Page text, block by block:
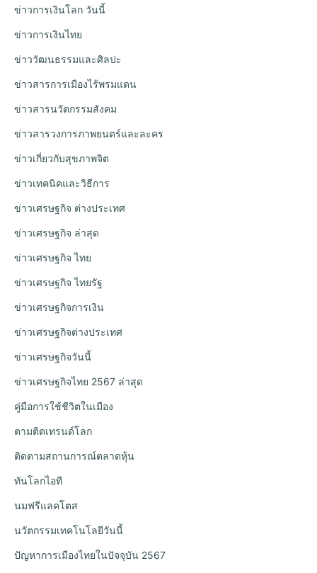
ข่าวการเงินโลก วันนี้
ข่าวการเงินไทย
ข่าววัฒนธรรมและศิลปะ
ข่าวสารการเมืองไร้พรมแดน
ข่าวสารนวัตกรรมสังคม
ข่าวสารวงการภาพยนตร์และละคร
ข่าวเกี่ยวกับสุขภาพจิต
ข่าวเทคนิคและวิธีการ
ข่าวเศรษฐกิจ ต่างประเทศ
ข่าวเศรษฐกิจ ล่าสุด
ข่าวเศรษฐกิจ ไทย
ข่าวเศรษฐกิจ ไทยรัฐ
ข่าวเศรษฐกิจการเงิน
ข่าวเศรษฐกิจต่างประเทศ
ข่าวเศรษฐกิจวันนี้
ข่าวเศรษฐกิจไทย 2567 ล่าสุด
คู่มือการใช้ชีวิตในเมือง
ตามติดเทรนด์โลก
ติดตามสถานการณ์ตลาดหุ้น
ทันโลกไอที
นมฟรีแลคโตส
นวัตกรรมเทคโนโลยีวันนี้
ปัญหาการเมืองไทยในปัจจุบัน 2567